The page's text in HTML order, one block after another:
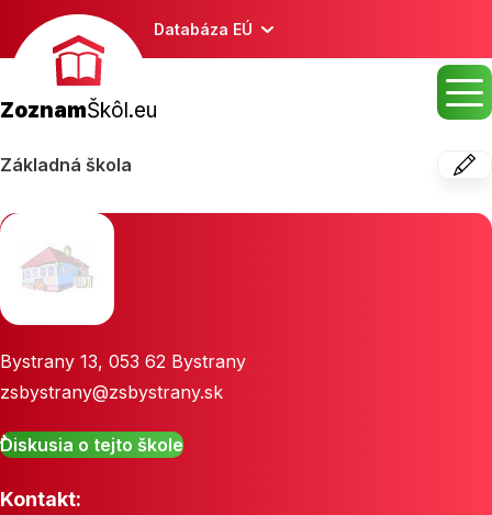
Databáza EÚ
ZoznamŠkôl.eu
Základná škola
Bystrany 13, 053 62 Bystrany
zsbystrany@zsbystrany.sk
Diskusia o tejto škole
Kontakt: